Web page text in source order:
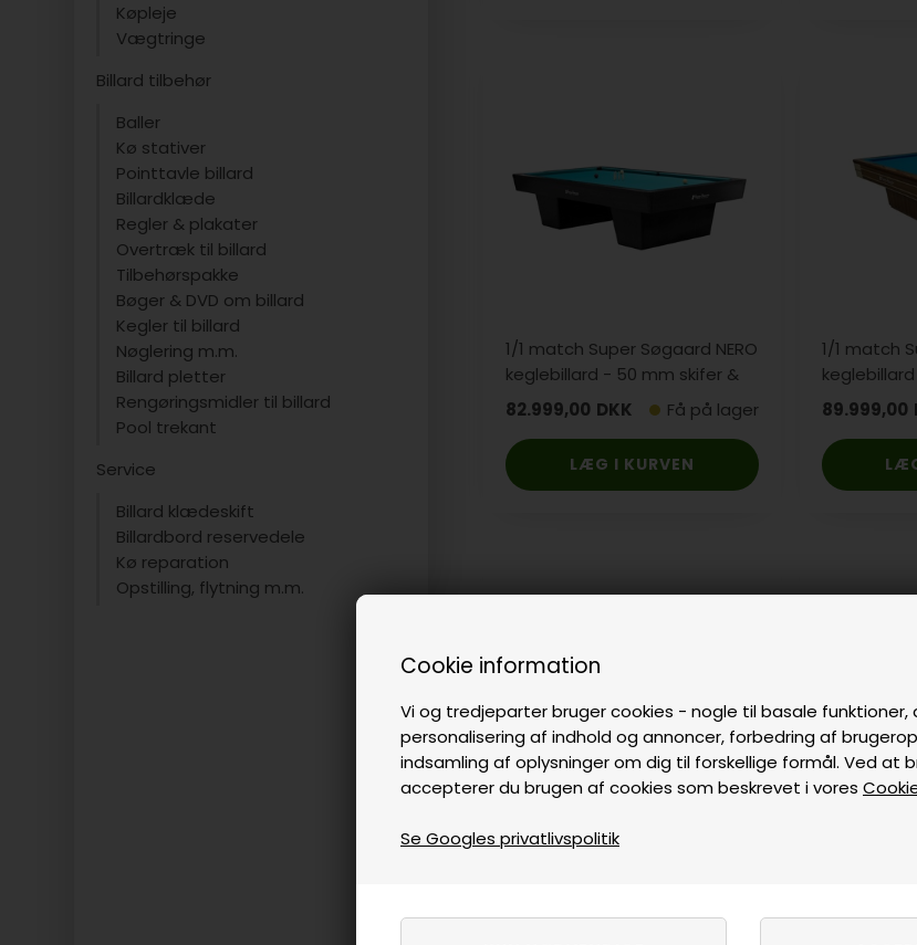
Cookie information
Vi og tredjeparter bruger cookies - nogle til basale funktioner,
personalisering af indhold og annoncer, forbedring af
indsamling af oplysninger om dig til forskellige formål. Ved at
accepterer du brugen af cookies som beskrevet i vores
Se Googles privatlivspolitik
Køpleje
Vægtringe
Billard tilbehør
Baller
Kø stativer
Pointtavle billard
Billardklæde
Regler & plakater
Overtræk til billard
Tilbehørspakke
Bøger & DVD om billard
Kegler til billard
Nøglering m.m.
Billard pletter
Rengøringsmidler til billard
Pool trekant
Service
Billard klædeskift
Billardbord reservedele
Kø reparation
Opstilling, flytning m.m.
1/1 match Super Søgaard NERO
keglebillard - 50 mm skifer &
varme
82.999,00 DKK Få på lager
1/1 match
keglebillard
89.999,00
Dækplade til Black Star